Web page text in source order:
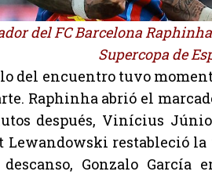
del FC Barcelona
Supercopa de
del encuentro tuvo
Raphinha abrió el
después, Vinícius
Lewandowski restableció
Gonzalo